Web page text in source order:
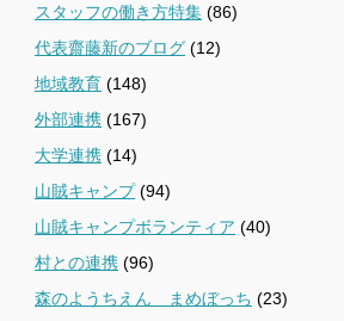
スタッフの働き方特集 (86)
代表齋藤新のブログ (12)
地域教育 (148)
外部連携 (167)
大学連携 (14)
山賊キャンプ(94)
山賊キャンプボランティア (40)
村との連携 (96)
森のようちえん まめぼっち (23)